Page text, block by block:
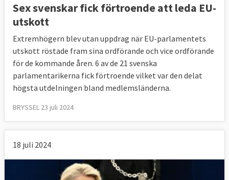
Sex svenskar fick förtroende att leda EU-
utskott
Extremhögern blev utan uppdrag när EU-parlamentets
utskott röstade fram sina ordförande och vice ordförande
för de kommande åren. 6 av de 21 svenska
parlamentarikerna fick förtroende vilket var den delat
högsta utdelningen bland medlemsländerna.
BRYSSEL 23 juli 2024
18 juli 2024